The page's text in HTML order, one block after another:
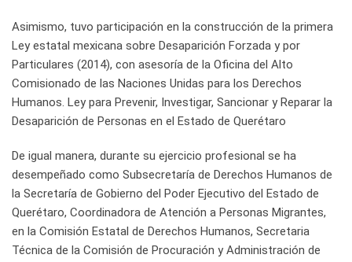
Asimismo, tuvo participación en la construcción de la primera
Ley estatal mexicana sobre Desaparición Forzada y por
Particulares (2014), con asesoría de la Oficina del Alto
Comisionado de las Naciones Unidas para los Derechos
Humanos. Ley para Prevenir, Investigar, Sancionar y Reparar la
Desaparición de Personas en el Estado de Querétaro
De igual manera, durante su ejercicio profesional se ha
desempeñado como Subsecretaría de Derechos Humanos de
la Secretaría de Gobierno del Poder Ejecutivo del Estado de
Querétaro, Coordinadora de Atención a Personas Migrantes,
en la Comisión Estatal de Derechos Humanos, Secretaria
Técnica de la Comisión de Procuración y Administración de